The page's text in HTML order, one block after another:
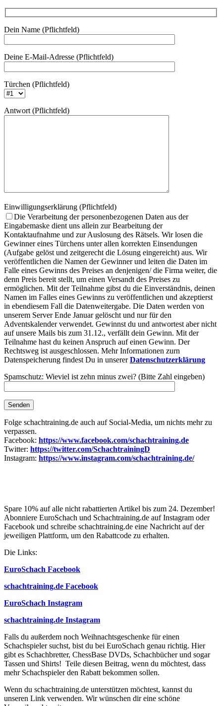
Dein Name (Pflichtfeld)
Deine E-Mail-Adresse (Pflichtfeld)
Türchen (Pflichtfeld)
Antwort (Pflichtfeld)
Einwilligungserklärung (Pflichtfeld)
Die Verarbeitung der personenbezogenen Daten aus der
Eingabemaske dient uns allein zur Bearbeitung der
Kontaktaufnahme und zur Auslosung des Rätsels. Wir losen die
Gewinner eines Türchens unter allen korrekten Einsendungen
(Aufgabe gelöst und zeitgerecht die Lösung eingereicht) aus. Wir
veröffentlichen die Namen der Gewinner und leiten die Daten im
Falle eines Gewinns des Preises an denjenigen/ die Firma weiter, die
denn Preis bereit stellt, um einen Versandt des Preises zu
ermöglichen. Mit der Teilnahme gibst du die Einverständnis, deinen
Namen im Falles eines Gewinns zu veröffentlichen und akzeptierst
in ebendiesem Fall die Datenweitergabe. Die Daten werden von
unserem Server Ende Januar gelöscht und nur für den
Adventskalender verwendet. Gewinnst du und antwortest aber nicht
auf unsere Mails bis zum 31.12., verfällt dein Gewinn. Mit der
Teilnahme hast du keinen Anspruch auf einen Gewinn. Der
Rechtsweg ist ausgeschlossen. Mehr Informationen zurn
Datenspeicherung findest Du in unsererDatenschutzerklärung
Spamschutz: Wieviel ist zehn minus zwei? (Bitte Zahl eingeben)
Folge schachtraining.de auch auf Social-Media, um nichts mehr zu
verpassen.
Facebook: https://www.facebook.com/schachtraining.de
Twitter: https://twitter.com/SchachtrainingD
Instagram: https://www.instagram.com/schachtraining.de/
Spare 10% auf alle nicht rabattierten Artikel bis zum 24. Dezember!
Abonniere EuroSchach und Schachtraining.de auf Instagram oder
Facebook und schreibe schachtraining.de eine Nachricht auf der
jeweiligen Plattform, um den Rabattcode zu erhalten.
Die Links:
EuroSchach Facebook
schachtraining.de Facebook
EuroSchach Instagram
schachtraining.de Instagram
Falls du außerdem noch Weihnachtsgeschenke für einen
Schachspieler suchst, bist du bei EuroSchach genau richtig. Hier
gibt es Schachbretter, ChessBase DVDs, Schachbücher und sogar
Tassen und Shirts! Teile diesen Beitrag, wenn du möchtest, dass
mehr Schachspieler den Rabatt bekommen sollen.
Wenn du schachtraining.de unterstützen möchtest, kannst du
unseren Link verwenden. Wir wünschen dir eine schöne